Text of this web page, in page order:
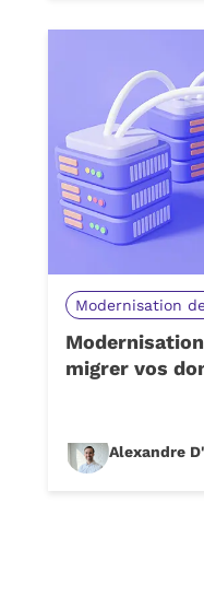
Modernisation
migrer vos
Alexandre